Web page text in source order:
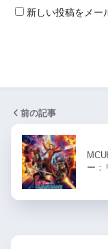
新しい投稿をメー
前の記事
ー：